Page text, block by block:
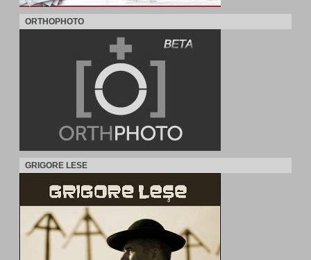
ORTHOPHOTO
GRIGORE LESE